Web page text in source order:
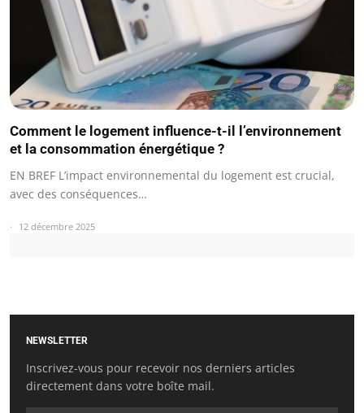
Comment le logement influence-t-il l’environnement
et la consommation énergétique ?
EN BREF L’impact environnemental du logement est crucial,
avec des conséquences…
12 décembre 2025
NEWSLETTER
Inscrivez-vous pour recevoir nos derniers articles
directement dans votre boîte mail.